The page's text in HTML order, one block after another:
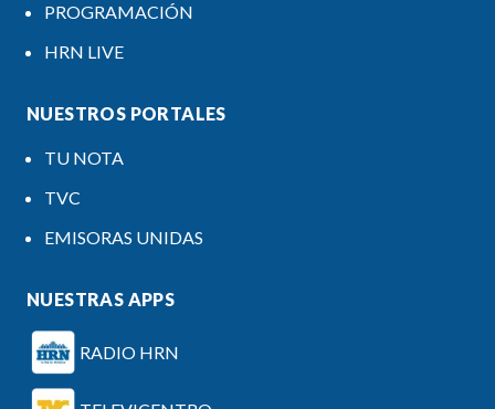
PROGRAMACIÓN
HRN LIVE
NUESTROS PORTALES
TU NOTA
TVC
EMISORAS UNIDAS
NUESTRAS APPS
RADIO HRN